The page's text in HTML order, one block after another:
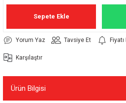
Sepete Ekle
Yorum Yaz Tavsiye Et
Karşılaştır
Ürün Bilgisi